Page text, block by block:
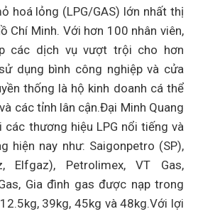
hoá lỏng (LPG/GAS) lớn nhất thị
Chí Minh. Với hơn 100 nhân viên,
các dịch vụ vượt trội cho hơn
dụng bình công nghiệp và cửa
thống là hộ kinh doanh cá thể
các tỉnh lân cận.Đại Minh Quang
các thương hiệu LPG nổi tiếng và
hiện nay như: Saigonpetro (SP),
Elfgaz), Petrolimex, VT Gas,
Gia đình gas được nạp trong
39kg, 45kg và 48kg.Với lợi